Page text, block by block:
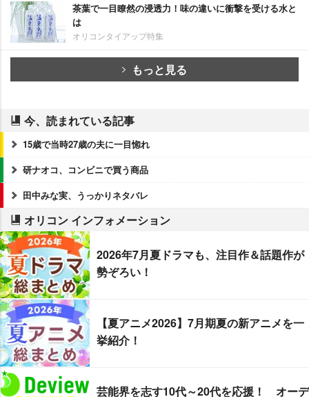
茶葉で一目瞭然の浸透力！味の違いに衝撃を受ける水と
は
オリコンタイアップ特集
もっと見る
今、読まれている記事
15歳で当時27歳の夫に一目惚れ
研ナオコ、コンビニで買う商品
田中みな実、うっかりネタバレ
オリコン インフォメーション
2026年7月夏ドラマも、注目作＆話題作が
勢ぞろい！
【夏アニメ2026】7月期夏の新アニメを一
挙紹介！
芸能界を志す10代～20代を応援！ オーデ